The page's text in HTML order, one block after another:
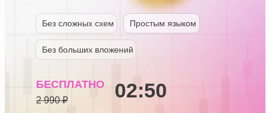
2 990 ₽
БЕСПЛАТНО
Простым языком
Без сложных схем
Без больших вложений
02:49